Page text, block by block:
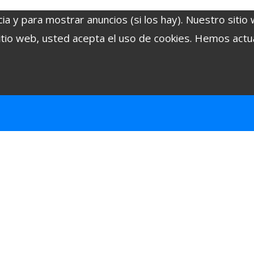
y para mostrar anuncios (si los hay). Nuestro sitio
web, usted acepta el uso de cookies. Hemos